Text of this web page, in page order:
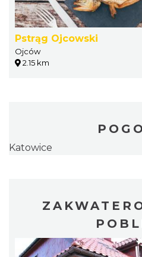
Pstrąg Ojcowski
Ojców
2.15 km
Katowice